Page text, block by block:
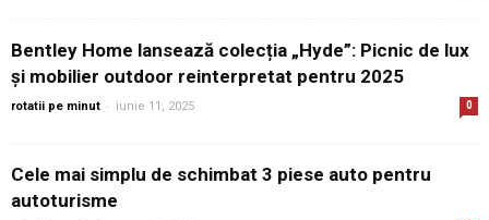
Bentley Home lansează colecția „Hyde”: Picnic de lux
și mobilier outdoor reinterpretat pentru 2025
rotatii pe minut - iunie 11, 2025 0
Cele mai simplu de schimbat 3 piese auto pentru
autoturisme